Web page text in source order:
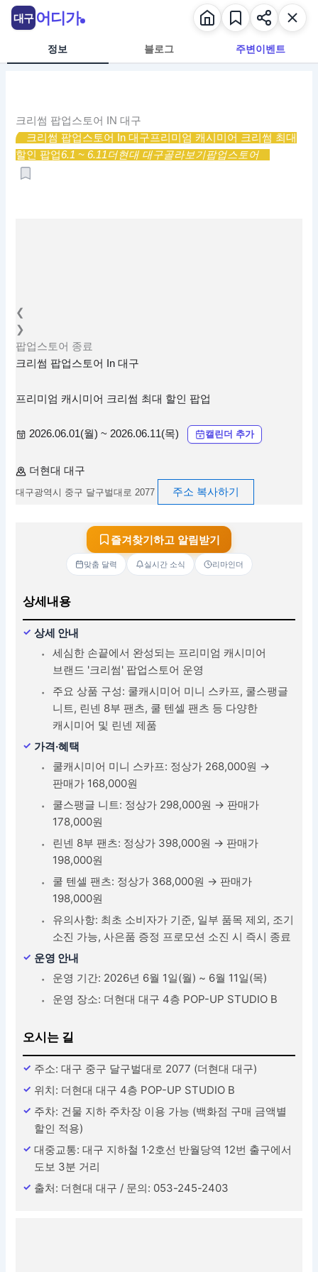
정보 블로그 주변이벤트
크리썸 팝업스토어 IN 대구
크리썸 팝업스토어 In 대구프리미엄 캐시미어 크리썸 최대
할인 팝업6.1 ~ 6.11더현대 대구골라보기팝업스토어
❮
❯
팝업스토어 종료
크리썸 팝업스토어 In 대구
프리미엄 캐시미어 크리썸 최대 할인 팝업
2026.06.01(월) ~ 2026.06.11(목) 캘린더 추가
더현대 대구
대구광역시 중구 달구벌대로 2077 주소 복사하기
즐겨찾기하고 알림받기
맞춤 달력 실시간 소식 리마인더
상세내용
상세 안내
세심한 손끝에서 완성되는 프리미엄 캐시미어
브랜드 '크리썸' 팝업스토어 운영
주요 상품 구성: 쿨캐시미어 미니 스카프, 쿨스팽글
니트, 린넨 8부 팬츠, 쿨 텐셀 팬츠 등 다양한
캐시미어 및 린넨 제품
가격·혜택
쿨캐시미어 미니 스카프: 정상가 268,000원 →
판매가 168,000원
쿨스팽글 니트: 정상가 298,000원 → 판매가
178,000원
린넨 8부 팬츠: 정상가 398,000원 → 판매가
198,000원
쿨 텐셀 팬츠: 정상가 368,000원 → 판매가
198,000원
유의사항: 최초 소비자가 기준, 일부 품목 제외, 조기
소진 가능, 사은품 증정 프로모션 소진 시 즉시 종료
운영 안내
운영 기간: 2026년 6월 1일(월) ~ 6월 11일(목)
운영 장소: 더현대 대구 4층 POP-UP STUDIO B
오시는 길
주소: 대구 중구 달구벌대로 2077 (더현대 대구)
위치: 더현대 대구 4층 POP-UP STUDIO B
주차: 건물 지하 주차장 이용 가능 (백화점 구매 금액별
할인 적용)
대중교통: 대구 지하철 1·2호선 반월당역 12번 출구에서
도보 3분 거리
출처: 더현대 대구 / 문의: 053-245-2403
대구 어디가